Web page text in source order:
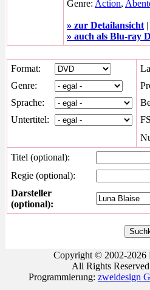
Genre: Action,
» zur Detailansicht |
» auch als Blu-ray
Format:
Genre:
Sprache:
Untertitel:
Titel (optional):
Regie (optional):
Darsteller
(optional):
Copyright © 2002-2026
All Rights
Programmierung: zweidesign